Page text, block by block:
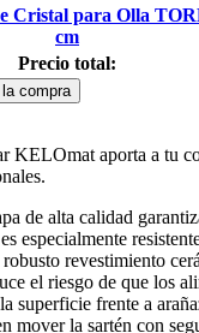
Cristal para Olla
cm
Precio total:
compra
KELOmat aporta a tu
de alta calidad
especialmente
revestimiento
el riesgo de que los
superficie frente a
mover la sartén con